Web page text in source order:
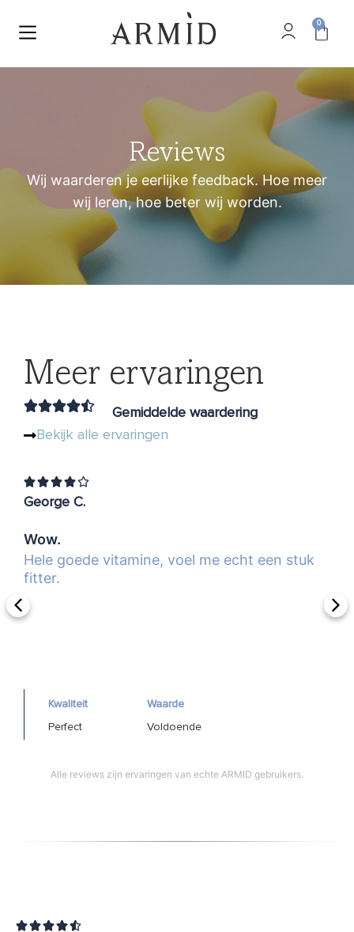
0
Reviews
Wij waarderen je eerlijke feedback. Hoe meer
wij leren, hoe beter wij worden.
Meer ervaringen

Gemiddelde waardering
Bekijk alle ervaringen

George C.
Wow.
Hele goede vitamine, voel me echt een stuk
fitter.
Kwaliteit
Perfect
Waarde
Voldoende
Alle reviews zijn ervaringen van echte ARMID gebruikers.
